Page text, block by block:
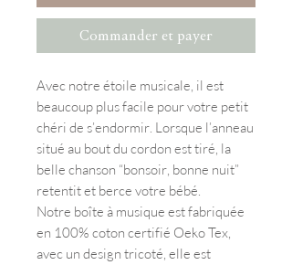
Commander et payer
Avec notre étoile musicale, il est
beaucoup plus facile pour votre petit
chéri de s’endormir. Lorsque l’anneau
situé au bout du cordon est tiré, la
belle chanson “bonsoir, bonne nuit”
retentit et berce votre bébé.
Notre boîte à musique est fabriquée
en 100% coton certifié Oeko Tex,
avec un design tricoté, elle est